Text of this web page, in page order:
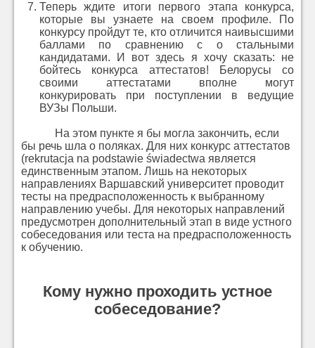
Теперь ждите итоги первого этапа конкурса,
которые вы узнаете на своем профиле. По
конкурсу пройдут те, кто отличится наивысшими
баллами по сравнению с о стальными
кандидатами. И вот здесь я хочу сказать: не
бойтесь конкурса аттестатов! Белорусы со
своими аттестатами вполне могут
конкурировать при поступлении в ведущие
ВУЗы Польши.
На этом пункте я бы могла закончить, если
бы речь шла о поляках. Для них конкурс аттестатов
(rekrutacja na podstawie świadectwa является
единственным этапом. Лишь на некоторых
направлениях Варшавский университет проводит
тесты на предрасположенность к выбранному
направлению учебы. Для некоторых направлений
предусмотрен дополнительный этап в виде устного
собеседования или теста на предрасположенность
к обучению.
Кому нужно проходить устное
собеседование?